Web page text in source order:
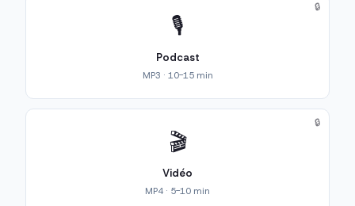
🎙️
Podcast
MP3 · 10-15 min
🔒
🎬
Vidéo
MP4 · 5-10 min
🔒